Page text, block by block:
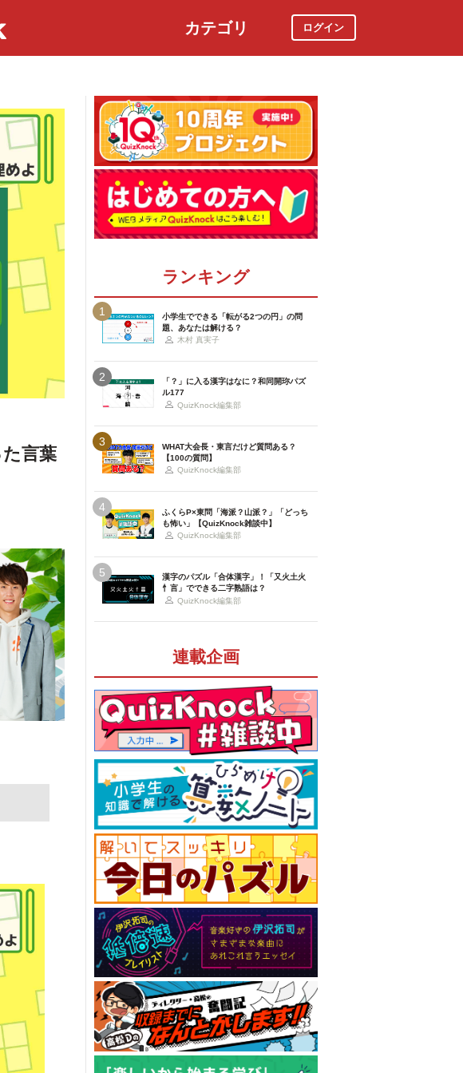
カテゴリ ログイン
言葉
ランキング
1
小学生でできる「転がる2つの円」の問
題、あなたは解ける？
木村 真実子
2
「？」に入る漢字はなに？和同開珎パズ
ル177
QuizKnock編集部
3
WHAT大会長・東言だけど質問ある？
【100の質問】
QuizKnock編集部
4
ふくらP×東問「海派？山派？」「どっち
も怖い」【QuizKnock雑談中】
QuizKnock編集部
5
漢字のパズル「合体漢字」！「又火土火
忄言」でできる二字熟語は？
QuizKnock編集部
連載企画